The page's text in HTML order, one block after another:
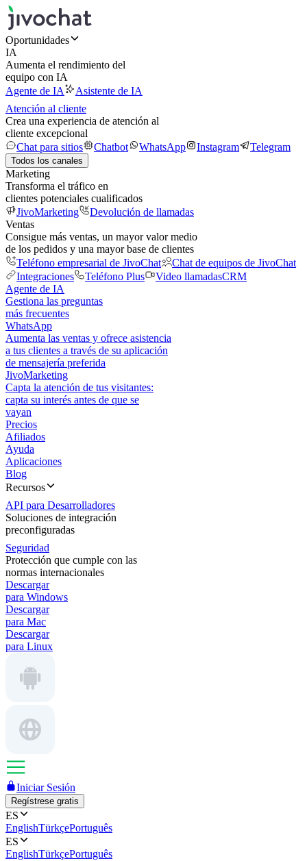
Oportunidades
IA
Aumenta el rendimiento del
equipo con IA
Agente de IA
Asistente de IA
Atención al cliente
Crea una experiencia de atención al
cliente excepcional
Chat para sitios
Chatbot WhatsApp Instagram Telegram
Todos los canales
Marketing
Transforma el tráfico en
clientes potenciales cualificados
JivoMarketing
Devolución de llamadas
Ventas
Consigue más ventas, un mayor valor medio
de los pedidos y una mayor base de clientes
Teléfono empresarial de JivoChat
Chat de equipos de JivoChat
Integraciones
Teléfono Plus Video llamadasCRM
Agente de IA
Gestiona las preguntas
más frecuentes
WhatsApp
Aumenta las ventas y ofrece asistencia
a tus clientes a través de su aplicación
de mensajería preferida
JivoMarketing
Capta la atención de tus visitantes:
capta su interés antes de que se
vayan
Precios
Afiliados
Ayuda
Aplicaciones
Blog
Recursos
API para Desarrolladores
Soluciones de integración
preconfiguradas
Seguridad
Protección que cumple con las
normas internacionales
Descargar
para Windows
Descargar
para Mac
Descargar
para Linux
Iniciar Sesión
Regístrese gratis
ES
EnglishTürkçePortuguês
ES
EnglishTürkçePortuguês